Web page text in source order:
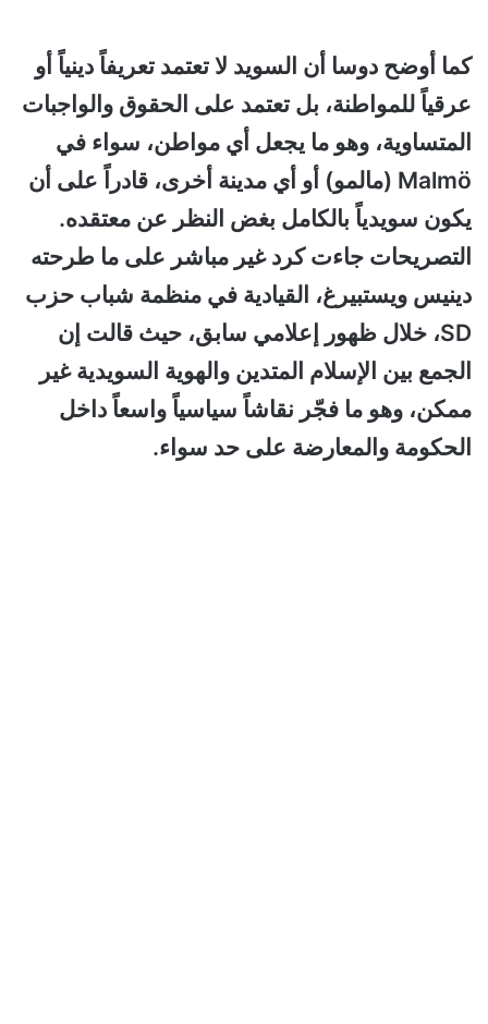
كما أوضح دوسا أن السويد لا تعتمد تعريفاً دينياً أو
عرقياً للمواطنة، بل تعتمد على الحقوق والواجبات
المتساوية، وهو ما يجعل أي مواطن، سواء في
Malmö (مالمو) أو أي مدينة أخرى، قادراً على أن
يكون سويدياً بالكامل بغض النظر عن معتقده.
التصريحات جاءت كرد غير مباشر على ما طرحته
دينيس ويستبيرغ، القيادية في منظمة شباب حزب
SD، خلال ظهور إعلامي سابق، حيث قالت إن
الجمع بين الإسلام المتدين والهوية السويدية غير
ممكن، وهو ما فجّر نقاشاً سياسياً واسعاً داخل
الحكومة والمعارضة على حد سواء.